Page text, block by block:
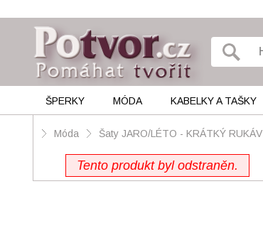
ŠPERKY MÓDA KABELKY A TAŠKY
Móda Šaty JARO/LÉTO - KRÁTKÝ RUKÁV
Tento produkt byl odstraněn.